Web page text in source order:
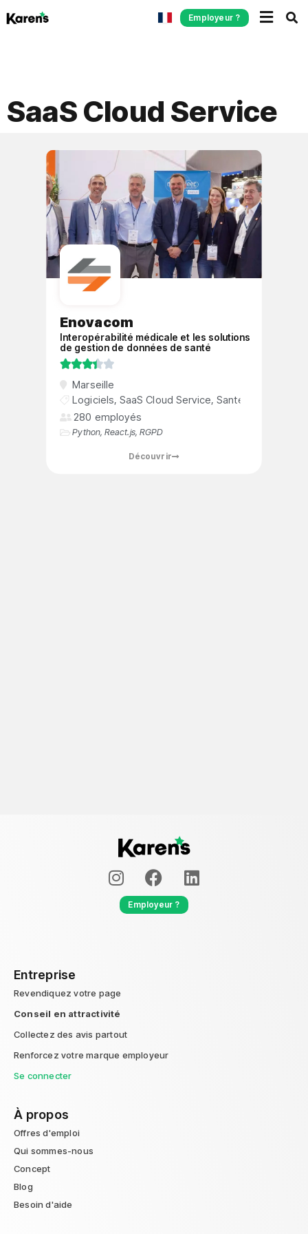
Employeur ?
SaaS Cloud Service
Enovacom
Interopérabilité médicale et les solutions
de gestion de données de santé

Marseille
Logiciels,SaaS Cloud Service,Santée
280 employés
Python,React.js,RGPD
Découvrir
Employeur ?
Entreprise
Revendiquez votre page
Conseil en attractivité
Collectez des avis partout
Renforcez votre marque employeur
Se connecter
À propos
Offres d'emploi
Qui sommes-nous
Concept
Blog
Besoin d'aide